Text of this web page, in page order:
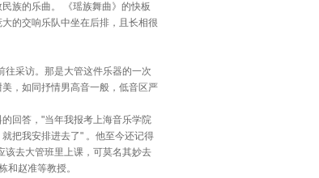
族的乐曲。 《瑶族舞曲》的快板
的交响乐队中坐在后排，且长相很
采访。那是大管这件乐器的一次
，如同抒情男高音一般，低音区严
回答，"当年我报考上海音乐学院
把我安排进去了" 。他至今还记得
该去大管班里上课，可莫名其妙去
赵准等教授。